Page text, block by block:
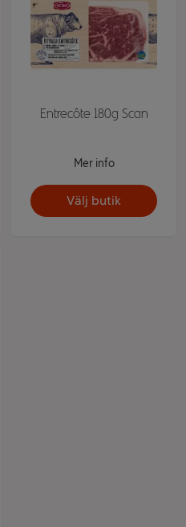
Entrecôte 180g Scan
Mer info
Välj butik